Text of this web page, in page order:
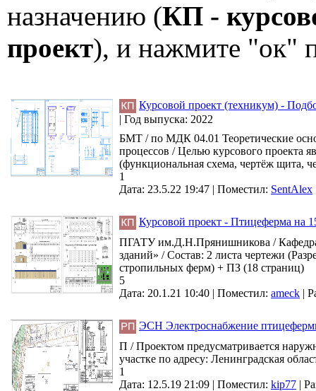
назначению (КП -
проект), и нажмите "ок"
Курсовой проект (техникум) -
| Год выпуска: 2022
БМТ / по МДК 04.01 Теоретические
процессов / Целью курсового проекта
(функциональная схема, чертёж щита,
1
Дата: 23.5.22 19:47 | Поместил: SentAlex
Курсовой проект - Птицеферма на
ПГАТУ им.Д.Н.Прянишникова / Кафедра
зданий» / Состав: 2 листа чертежи
стропильных ферм) + ПЗ (18 страниц)
5
Дата: 20.1.21 10:40 | Поместил: ameck |
ЭСН Электроснабжение
П / Проектом предусматривается
участке по адресу: Ленинградская
1
Дата: 12.5.19 21:09 | Поместил: kip77 |